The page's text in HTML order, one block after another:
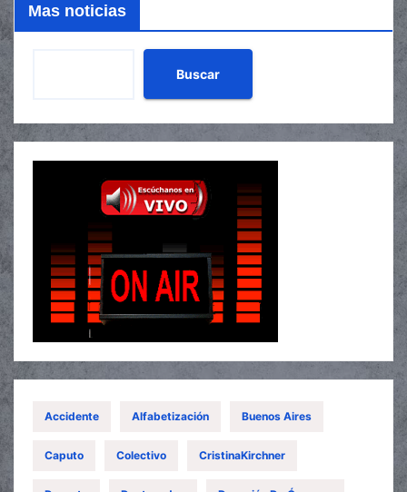
Mas noticias
Buscar
Accidente Alfabetización Buenos Aires
Caputo Colectivo CristinaKirchner